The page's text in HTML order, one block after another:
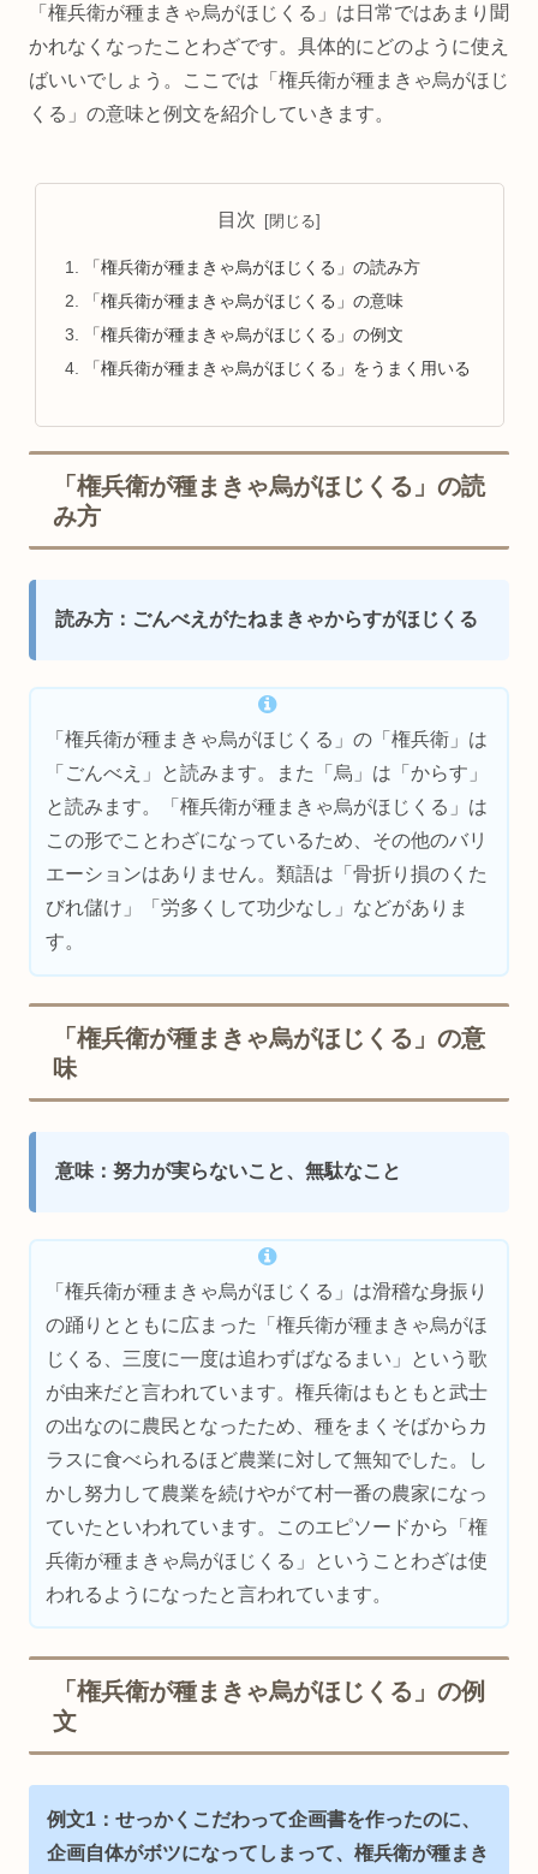
「権兵衛が種まきゃ烏がほじくる」は日常ではあまり聞
かれなくなったことわざです。具体的にどのように使え
ばいいでしょう。ここでは「権兵衛が種まきゃ烏がほじ
くる」の意味と例文を紹介していきます。
目次
「権兵衛が種まきゃ烏がほじくる」の読み方
「権兵衛が種まきゃ烏がほじくる」の意味
「権兵衛が種まきゃ烏がほじくる」の例文
「権兵衛が種まきゃ烏がほじくる」をうまく用いる
「権兵衛が種まきゃ烏がほじくる」の読
み方
読み方：ごんべえがたねまきゃからすがほじくる
「権兵衛が種まきゃ烏がほじくる」の「権兵衛」は
「ごんべえ」と読みます。また「烏」は「からす」
と読みます。「権兵衛が種まきゃ烏がほじくる」は
この形でことわざになっているため、その他のバリ
エーションはありません。類語は「骨折り損のくた
びれ儲け」「労多くして功少なし」などがありま
す。
「権兵衛が種まきゃ烏がほじくる」の意
味
意味：努力が実らないこと、無駄なこと
「権兵衛が種まきゃ烏がほじくる」は滑稽な身振り
の踊りとともに広まった「権兵衛が種まきゃ烏がほ
じくる、三度に一度は追わずばなるまい」という歌
が由来だと言われています。権兵衛はもともと武士
の出なのに農民となったため、種をまくそばからカ
ラスに食べられるほど農業に対して無知でした。し
かし努力して農業を続けやがて村一番の農家になっ
ていたといわれています。このエピソードから「権
兵衛が種まきゃ烏がほじくる」ということわざは使
われるようになったと言われています。
「権兵衛が種まきゃ烏がほじくる」の例
文
例文1：せっかくこだわって企画書を作ったのに、
企画自体がボツになってしまって、 権兵衛が種まき